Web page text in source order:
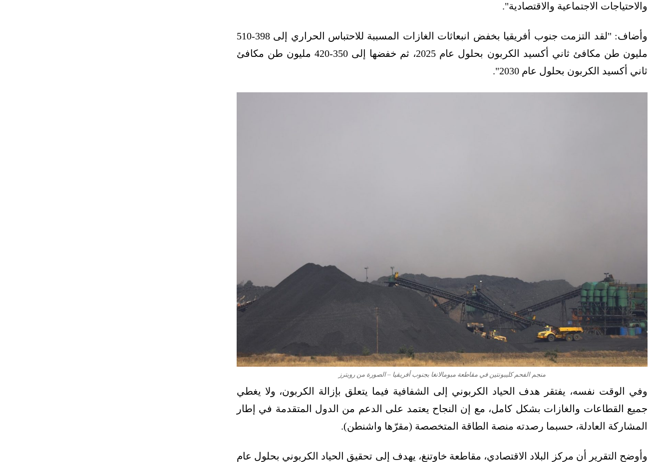
والاحتياجات الاجتماعية والاقتصادية".
وأضاف: "لقد التزمت جنوب أفريقيا بخفض انبعاثات الغازات المسببة للاحتباس الحراري إلى 398-510
مليون طن مكافئ ثاني أكسيد الكربون بحلول عام 2025، ثم خفضها إلى 350-420 مليون طن مكافئ
ثاني أكسيد الكربون بحلول عام 2030".
منجم الفحم كليبونتين في مقاطعة مبومالانغا بجنوب أفريقيا – الصورة من رويترز
وفي الوقت نفسه، يفتقر هدف الحياد الكربوني إلى الشفافية فيما يتعلق بإزالة الكربون، ولا يغطي
جميع القطاعات والغازات بشكل كامل، مع إن النجاح يعتمد على الدعم من الدول المتقدمة في إطار
المشاركة العادلة، حسبما رصدته منصة الطاقة المتخصصة (مقرّها واشنطن).
وأوضح التقرير أن مركز البلاد الاقتصادي، مقاطعة خاوتنغ، يهدف إلى تحقيق الحياد الكربوني بحلول عام